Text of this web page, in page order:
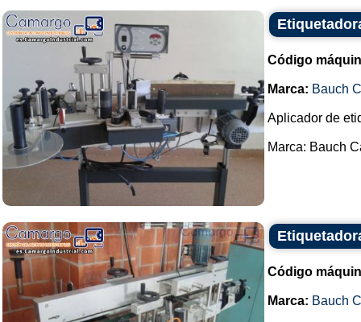
Código
Marca: Bauch
Aplicador de
Marca: Bauch
Código
Marca: Bauch